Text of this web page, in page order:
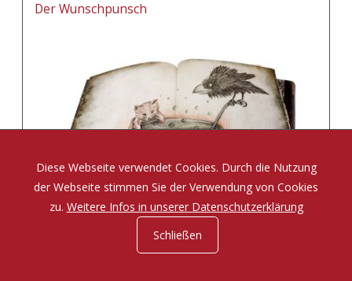
Der Wunschpunsch
Eine Zauberposse von Michael Ende
Diese Webseite verwendet Cookies. Durch die Nutzung
der Webseite stimmen Sie der Verwendung von Cookies
zu. Weitere Infos in unserer Datenschutzerklärung
Schließen